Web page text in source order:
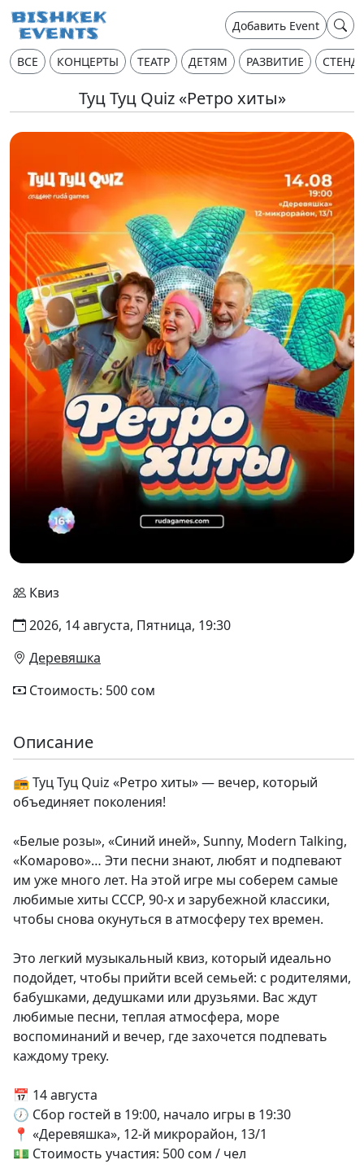
Добавить Event
ВСЕ КОНЦЕРТЫ ТЕАТР ДЕТЯМ РАЗВИТИЕ
Туц Туц Quiz «Ретро хиты»
Квиз
2026, 14 августа, Пятница, 19:30
Деревяшка
Стоимость: 500 сом
Описание
📻 Туц Туц Quiz «Ретро хиты» — вечер, который
объединяет поколения!
«Белые розы», «Синий иней», Sunny, Modern Talking,
«Комарово»… Эти песни знают, любят и подпевают
им уже много лет. На этой игре мы соберем самые
любимые хиты СССР, 90-х и зарубежной классики,
чтобы снова окунуться в атмосферу тех времен.
Это легкий музыкальный квиз, который идеально
подойдет, чтобы прийти всей семьей: с родителями,
бабушками, дедушками или друзьями. Вас ждут
любимые песни, теплая атмосфера, море
воспоминаний и вечер, где захочется подпевать
каждому треку.
📅 14 августа
🕖 Сбор гостей в 19:00, начало игры в 19:30
📍 «Деревяшка», 12-й микрорайон, 13/1
💵 Стоимость участия: 500 сом / чел